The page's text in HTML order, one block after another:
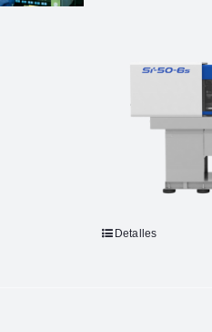
Detalles